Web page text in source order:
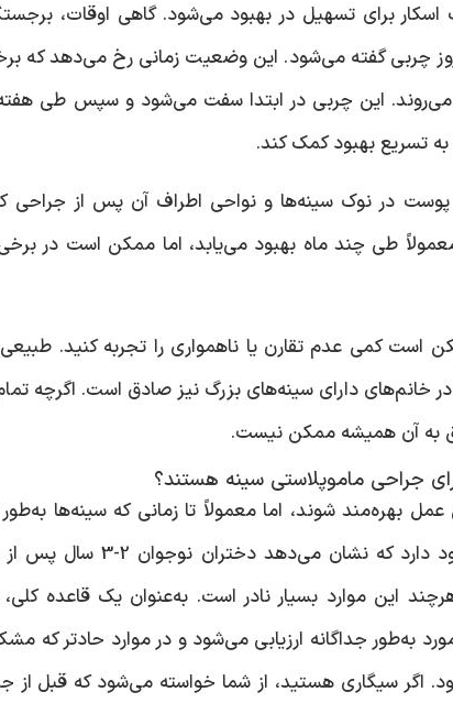
اسکار برای تسهیل در بهبود می‌شود. گاهی اوقات،
چربی گفته می‌شود. این وضعیت زمانی رخ می‌دهد که
می‌روند. این چربی در ابتدا سفت می‌شود و سپس طی
تسریع بهبود کمک کند.
در نوک سینه‌ها و نواحی اطراف آن پس از جراحی
طی چند ماه بهبود می‌یابد، اما ممکن است در
است کمی عدم تقارن یا ناهمواری را تجربه کنید.
خانم‌های دارای سینه‌های بزرگ نیز صادق است. اگرچه
به آن همیشه ممکن نیست.
جراحی ماموپلاستی سینه هستند؟
بهره‌مند شوند، اما معمولاً تا زمانی که سینه‌ها
انجام نمی‌شود. گزارش‌هایی وجود
به‌طور جداگانه ارزیابی می‌شود و در موارد حادتر که
اگر سیگاری هستید، از شما خواسته می‌شود که قبل از